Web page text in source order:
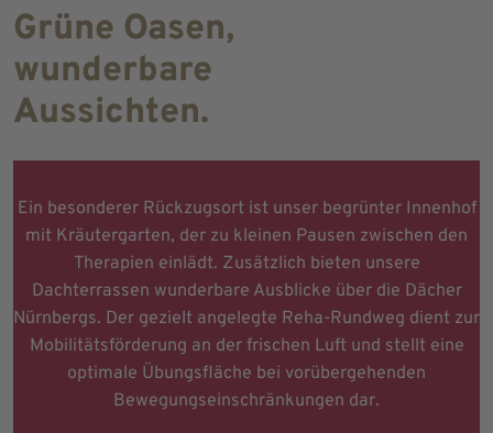
Grüne Oasen,
wunderbare
Aussichten.
Ein besonderer Rückzugsort ist unser begrünter Innenhof
mit Kräutergarten, der zu kleinen Pausen zwischen den
Therapien einlädt. Zusätzlich bieten unsere
Dachterrassen wunderbare Ausblicke über die Dächer
Nürnbergs. Der gezielt angelegte Reha-Rundweg dient zur
Mobilitätsförderung an der frischen Luft und stellt eine
optimale Übungsfläche bei vorübergehenden
Bewegungseinschränkungen dar.